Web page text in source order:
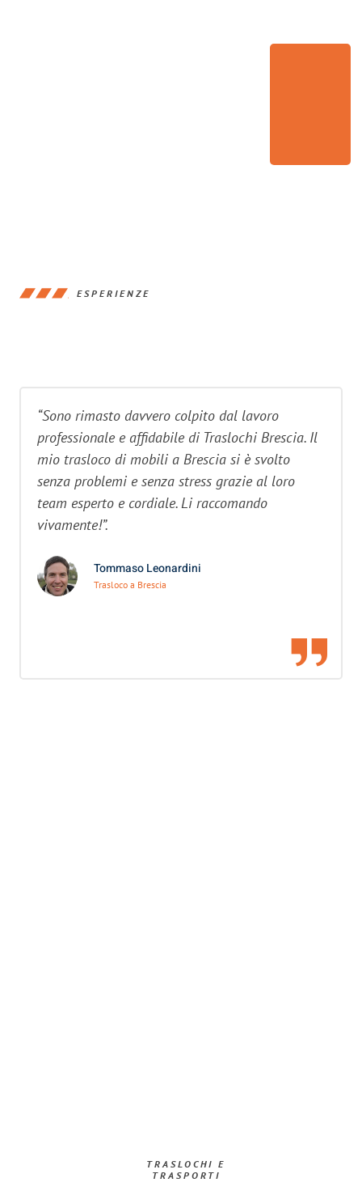
ESPERIENZE
“Sono rimasto davvero colpito dal lavoro
professionale e affidabile di Traslochi Brescia. Il
mio trasloco di mobili a Brescia si è svolto
senza problemi e senza stress grazie al loro
team esperto e cordiale. Li raccomando
vivamente!”.
Tommaso Leonardini
Trasloco a Brescia
TRASLOCHI E
TRASPORTI​